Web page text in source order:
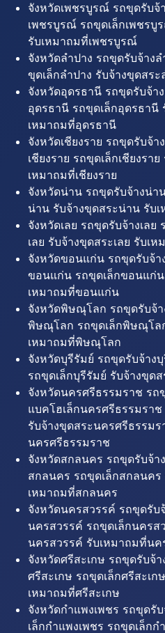
จังหวัดเพชรบูรณ์ รถขุดรับจ้
เพชรบูรณ์ รถขุดเล็กเพชร
รับเหมาถมที่เพชรบูรณ์
จังหวัดลำปาง รถขุดรับจ้าง
ขุดเล็กลำปาง รับจ้างขุดสร
จังหวัดอุดรธานี รถขุดรับจ้า
อุดรธานี รถขุดเล็กอุดรธานี
เหมาถมที่อุดรธานี
จังหวัดเชียงราย รถขุดรับจ้า
เชียงราย รถขุดเล็กเชียงรา
เหมาถมที่เชียงราย
จังหวัดน่าน รถขุดรับจ้างน่า
น่าน รับจ้างขุดสระน่าน รับ
จังหวัดเลย รถขุดรับจ้างเลย
เลย รับจ้างขุดสระเลย รับเห
จังหวัดขอนแก่น รถขุดรับจ้
ขอนแก่น รถขุดเล็กขอนแก่
เหมาถมที่ขอนแก่น
จังหวัดพิษณุโลก รถขุดรับจ้
พิษณุโลก รถขุดเล็กพิษณุโล
เหมาถมที่พิษณุโลก
จังหวัดบุรีรัมย์ รถขุดรับจ้าง
รถขุดเล็กบุรีรัมย์ รับจ้างขุด
จังหวัดนครศรีธรรมราช รถ
แบคโฮเล็กนครศรีธรรมรา
รับจ้างขุดสระนครศรีธรรม
นครศรีธรรมราช
จังหวัดสกลนคร รถขุดรับจ้า
สกลนคร รถขุดเล็กสกลนค
เหมาถมที่สกลนคร
จังหวัดนครสวรรค์ รถขุดรับ
นครสวรรค์ รถขุดเล็กนครส
นครสวรรค์ รับเหมาถมที่นค
จังหวัดศรีสะเกษ รถขุดรับจ้
ศรีสะเกษ รถขุดเล็กศรีสะเ
เหมาถมที่ศรีสะเกษ
จังหวัดกำแพงเพชร รถขุดรั
เล็กกำแพงเพชร รถขุดเล็กก